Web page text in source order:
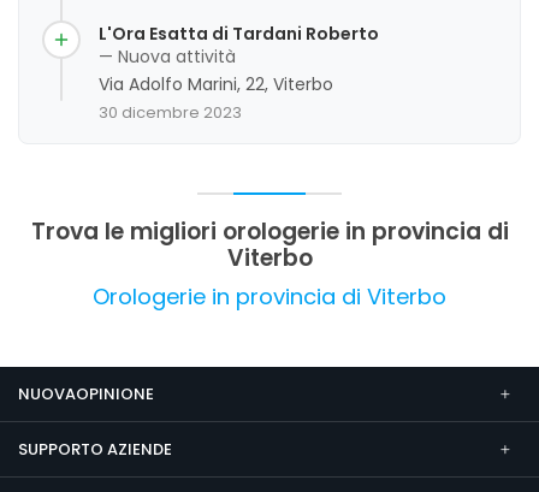
precisione svizzera. La clientela apprezza la
serietà e l'affidabilità del servizio, che si riflette
anche nella buona posizione del negozio.
Sebbene non siano stati evidenziati aspetti critici
significativi, si evidenzia un'attenzione
complessiva molto positiva.
L'Ora Esatta di Tardani Roberto
— Nuova attività
Via Adolfo Marini, 22, Viterbo
30 dicembre 2023
Trova le migliori orologerie in provincia di
Viterbo
Orologerie in provincia di Viterbo
NUOVAOPINIONE
SUPPORTO AZIENDE